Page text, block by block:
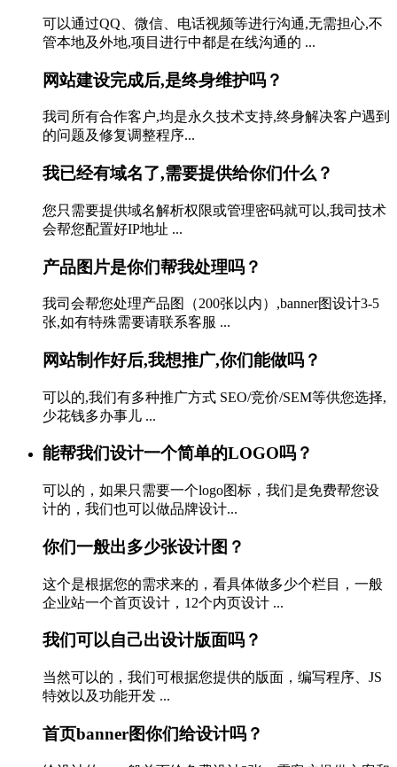
可以通过QQ、微信、电话视频等进行沟通,无需担心,不
管本地及外地,项目进行中都是在线沟通的 ...
网站建设完成后,是终身维护吗？
我司所有合作客户,均是永久技术支持,终身解决客户遇到
的问题及修复调整程序...
我已经有域名了,需要提供给你们什么？
您只需要提供域名解析权限或管理密码就可以,我司技术
会帮您配置好IP地址 ...
产品图片是你们帮我处理吗？
我司会帮您处理产品图（200张以内）,banner图设计3-5
张,如有特殊需要请联系客服 ...
网站制作好后,我想推广,你们能做吗？
可以的,我们有多种推广方式 SEO/竞价/SEM等供您选择,
少花钱多办事儿 ...
能帮我们设计一个简单的LOGO吗？
可以的，如果只需要一个logo图标，我们是免费帮您设
计的，我们也可以做品牌设计...
你们一般出多少张设计图？
这个是根据您的需求来的，看具体做多少个栏目，一般
企业站一个首页设计，12个内页设计 ...
我们可以自己出设计版面吗？
当然可以的，我们可根据您提供的版面，编写程序、JS
特效以及功能开发 ...
首页banner图你们给设计吗？